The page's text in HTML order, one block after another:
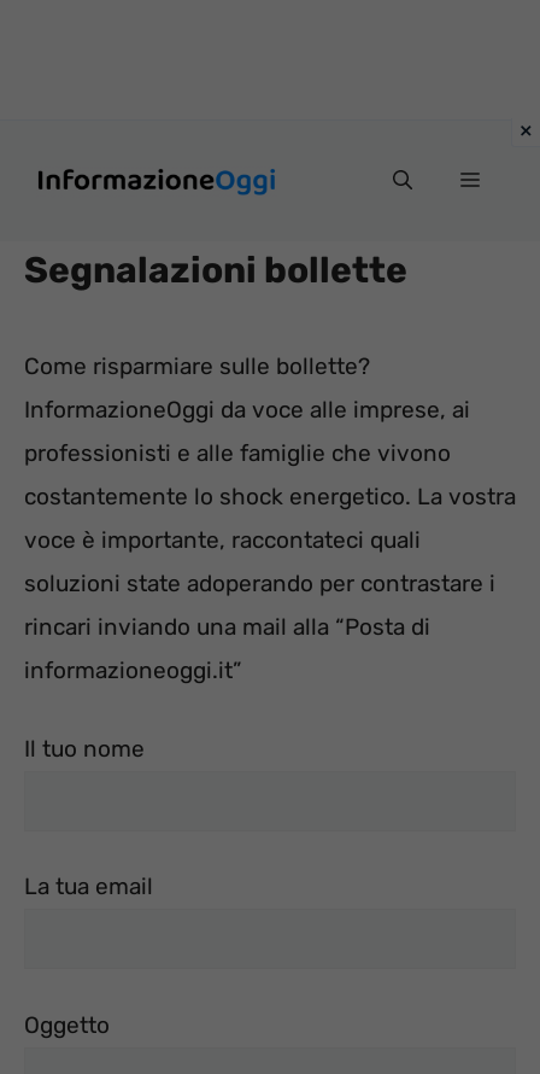
Menu
Segnalazioni bollette
Come risparmiare sulle bollette?
InformazioneOggi da voce alle imprese, ai
professionisti e alle famiglie che vivono
costantemente lo shock energetico. La vostra
voce è importante, raccontateci quali
soluzioni state adoperando per contrastare i
rincari inviando una mail alla “Posta di
informazioneoggi.it”
Il tuo nome
La tua email
Oggetto